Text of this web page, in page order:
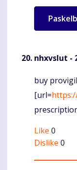
nhxvslut -
Komentaras
buy
[url=
Like 0
Dislike 0